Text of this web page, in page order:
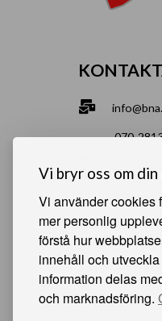
Vi bryr oss om
Vi använder cookies
mer personlig
förstå hur
innehåll och
information delas
och marknadsföring.
070-
Bjälverud
Något du vill
Att köpa från